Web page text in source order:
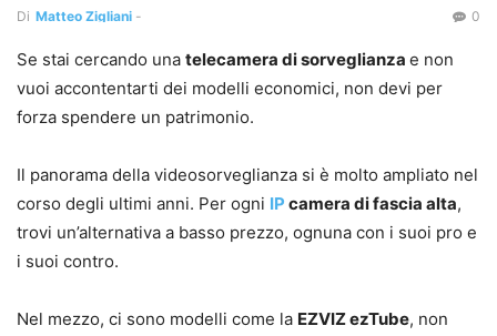
Di Matteo Zigliani - 0
Se stai cercando una telecamera di sorveglianza e non
vuoi accontentarti dei modelli economici, non devi per
forza spendere un patrimonio.
Il panorama della videosorveglianza si è molto ampliato nel
corso degli ultimi anni. Per ogni IP camera di fascia alta,
trovi un’alternativa a basso prezzo, ognuna con i suoi pro e
i suoi contro.
Nel mezzo, ci sono modelli come la EZVIZ ezTube, non